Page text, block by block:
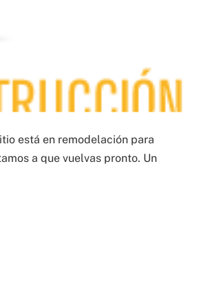
está en remodelación para
a que vuelvas pronto. Un